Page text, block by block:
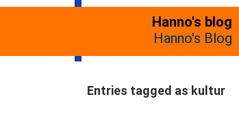
Hanno's blog
Hanno's Blog
Entries tagged as kultur